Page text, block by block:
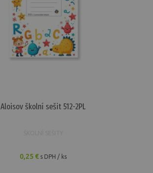
Aloisov školní sešit 512-2PL
0,25 € s DPH / ks